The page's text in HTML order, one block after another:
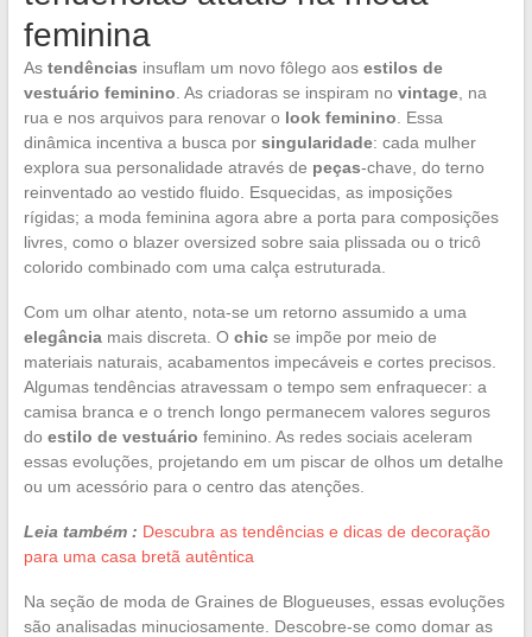
feminina
As tendências insuflam um novo fôlego aos estilos de
vestuário feminino . As criadoras se inspiram no vintage, na
rua e nos arquivos para renovar o look feminino . Essa
dinâmica incentiva a busca por singularidade: cada mulher
explora sua personalidade através de peças-chave, do terno
reinventado ao vestido fluido. Esquecidas, as imposições
rígidas; a moda feminina agora abre a porta para composições
livres, como o blazer oversized sobre saia plissada ou o tricô
colorido combinado com uma calça estruturada.
Com um olhar atento, nota-se um retorno assumido a uma
elegânciamais discreta. O chicse impõe por meio de
materiais naturais, acabamentos impecáveis e cortes precisos.
Algumas tendências atravessam o tempo sem enfraquecer: a
camisa branca e o trench longo permanecem valores seguros
do estilo de vestuário feminino. As redes sociais aceleram
essas evoluções, projetando em um piscar de olhos um detalhe
ou um acessório para o centro das atenções.
Leia também : Descubra as tendências e dicas de decoração
para uma casa bretã autêntica
Na seção de moda de Graines de Blogueuses, essas evoluções
são analisadas minuciosamente. Descobre-se como domar as